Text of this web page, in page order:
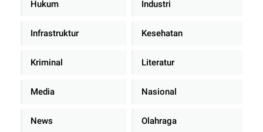
Hukum Industri
Infrastruktur Kesehatan
Kriminal Literatur
Media Nasional
News Olahraga